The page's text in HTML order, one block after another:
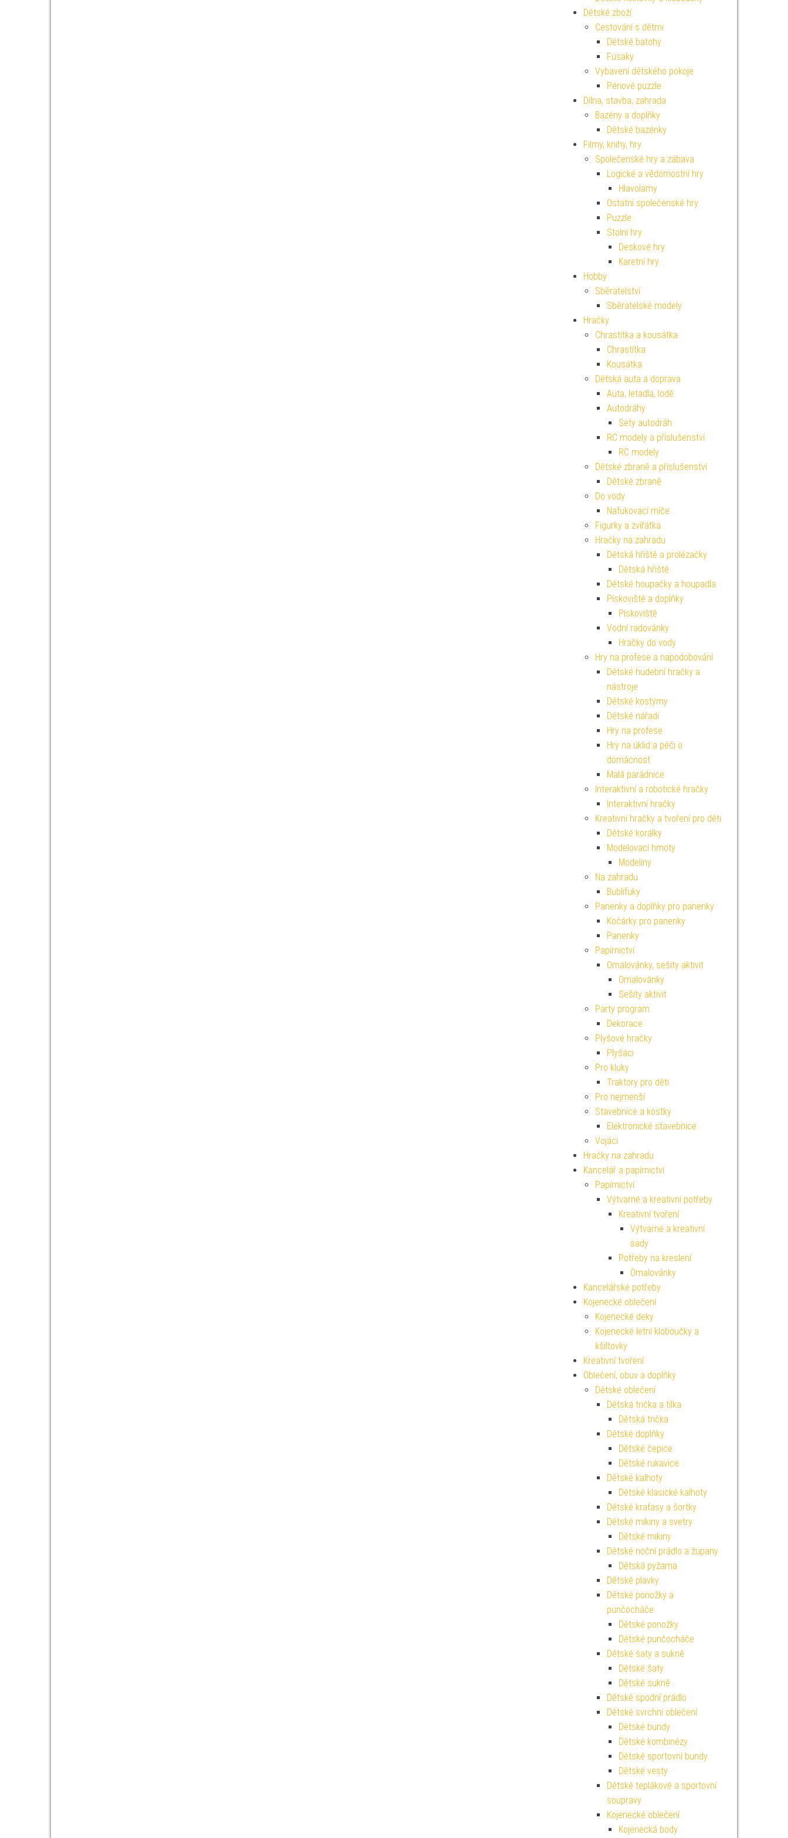
Dětské zboží
Cestování s dětmi
Dětské batohy
Fusaky
Vybavení dětského pokoje
Pěnové puzzle
Dílna, stavba, zahrada
Bazény a doplňky
Dětské bazénky
Filmy, knihy, hry
Společenské hry a zábava
Logické a vědomostní hry
Hlavolamy
Ostatní společenské hry
Puzzle
Stolní hry
Deskové hry
Karetní hry
Hobby
Sběratelství
Sběratelské modely
Hračky
Chrastítka a kousátka
Chrastítka
Kousátka
Dětská auta a doprava
Auta, letadla, lodě
Autodráhy
Sety autodráh
RC modely a příslušenství
RC modely
Dětské zbraně a příslušenství
Dětské zbraně
Do vody
Nafukovací míče
Figurky a zvířátka
Hračky na zahradu
Dětská hřiště a prolézačky
Dětská hřiště
Dětské houpačky a houpadla
Pískoviště a doplňky
Pískoviště
Vodní radovánky
Hračky do vody
Hry na profese a napodobování
Dětské hudební hračky a
nástroje
Dětské kostýmy
Dětské nářadí
Hry na profese
Hry na úklid a péči o
domácnost
Malá parádnice
Interaktivní a robotické hračky
Interaktivní hračky
Kreativní hračky a tvoření pro děti
Dětské korálky
Modelovací hmoty
Modelíny
Na zahradu
Bublifuky
Panenky a doplňky pro panenky
Kočárky pro panenky
Panenky
Papírnictví
Omalovánky, sešity aktivit
Omalovánky
Sešity aktivit
Party program
Dekorace
Plyšové hračky
Plyšáci
Pro kluky
Traktory pro děti
Pro nejmenší
Stavebnice a kostky
Elektronické stavebnice
Vojáci
Hračky na zahradu
Kancelář a papírnictví
Papírnictví
Výtvarné a kreativní potřeby
Kreativní tvoření
Výtvarné a kreativní
sady
Potřeby na kreslení
Omalovánky
Kancelářské potřeby
Kojenecké oblečení
Kojenecké deky
Kojenecké letní kloboučky a
kšiltovky
Kreativní tvoření
Oblečení, obuv a doplňky
Dětské oblečení
Dětská trička a tílka
Dětská trička
Dětské doplňky
Dětské čepice
Dětské rukavice
Dětské kalhoty
Dětské klasické kalhoty
Dětské kraťasy a šortky
Dětské mikiny a svetry
Dětské mikiny
Dětské noční prádlo a župany
Dětská pyžama
Dětské plavky
Dětské ponožky a
punčocháče
Dětské ponožky
Dětské punčocháče
Dětské šaty a sukně
Dětské šaty
Dětské sukně
Dětské spodní prádlo
Dětské svrchní oblečení
Dětské bundy
Dětské kombinézy
Dětské sportovní bundy
Dětské vesty
Dětské teplákové a sportovní
soupravy
Kojenecké oblečení
Kojenecká body